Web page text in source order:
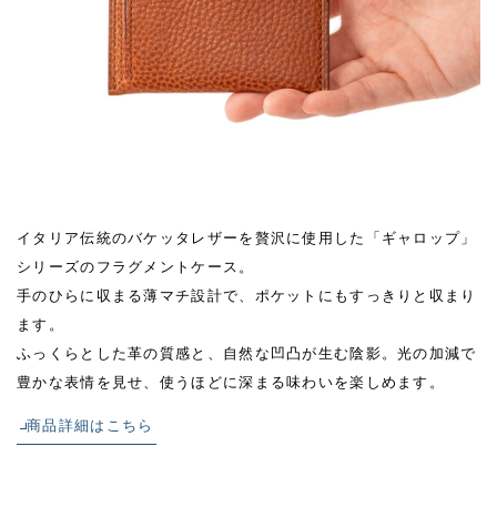
イタリア伝統のバケッタレザーを贅沢に使用した「ギャロップ」
シリーズのフラグメントケース。
手のひらに収まる薄マチ設計で、ポケットにもすっきりと収まり
ます。
ふっくらとした革の質感と、自然な凹凸が生む陰影。光の加減で
豊かな表情を見せ、使うほどに深まる味わいを楽しめます。
商品詳細はこちら